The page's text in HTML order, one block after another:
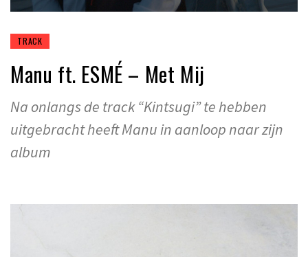
TRACK
Manu ft. ESMÉ – Met Mij
Na onlangs de track “Kintsugi” te hebben
uitgebracht heeft Manu in aanloop naar zijn
album